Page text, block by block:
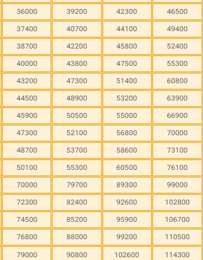
36000 39200 42300 46500
37400 40700 44100 49400
38700 42200 45800 52400
40000 43800 47500 55300
43200 47300 51400 60800
44500 48900 53200 63900
45900 50500 55000 66900
47300 52100 56800 70000
48700 53700 58600 73100
50100 55300 60500 76100
70000 79700 89300 99000
72300 82400 92600 102800
74500 85200 95900 106700
76800 88000 99200 110500
79000 90800 102600 114300